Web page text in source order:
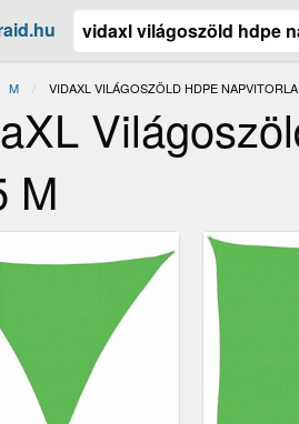
M JELENLEGI:
VIDAXL VILÁGOSZÖLD HDPE
M